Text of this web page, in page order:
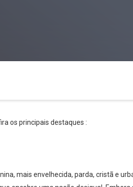
os principais destaques :
mais envelhecida, parda, cristã e